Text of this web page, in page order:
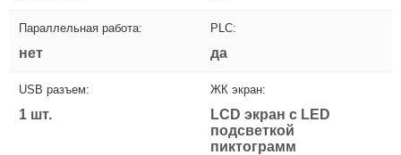
Параллельная работа:
нет
PLC:
да
USB разъем:
1 шт.
ЖК экран:
LCD экран с LED
подсветкой
пиктограмм